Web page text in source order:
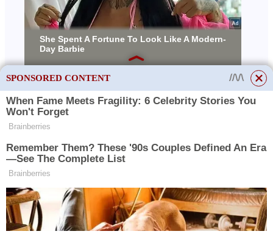
SPONSORED CONTENT